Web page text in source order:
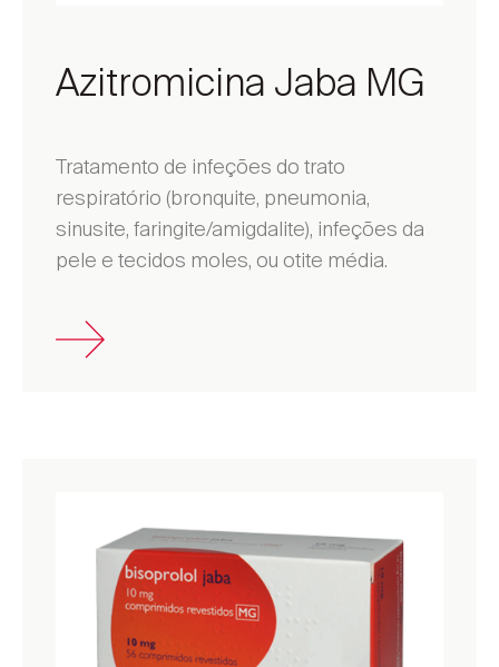
Azitromicina Jaba MG
Tratamento de infeções do trato
respiratório (bronquite, pneumonia,
sinusite, faringite/amigdalite), infeções da
pele e tecidos moles, ou otite média.